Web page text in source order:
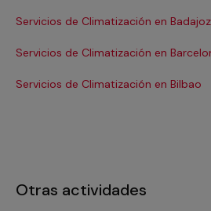
Servicios de Climatización en Badajoz
Servicios de Climatización en
Servicios de Climatización en Bilbao
Otras actividades